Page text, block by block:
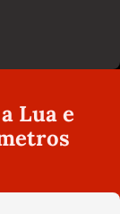
Lua e